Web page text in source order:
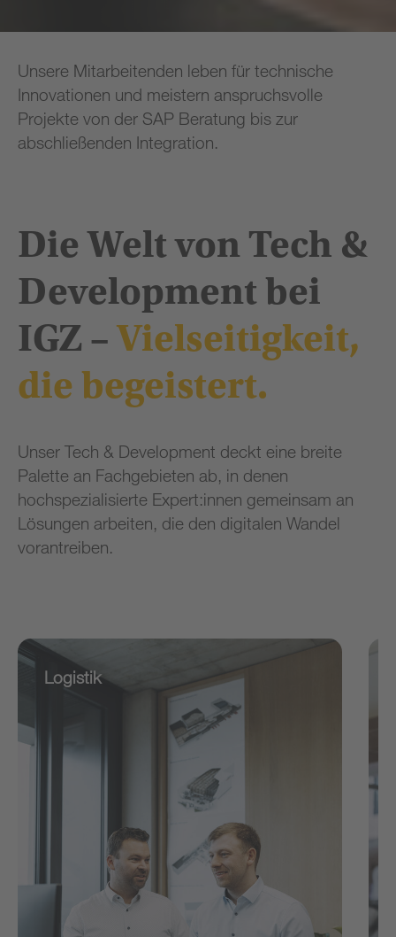
Unsere Mitarbeitenden leben für technische
Innovationen und meistern anspruchsvolle
Projekte von der SAP Beratung bis zur
abschließenden Integration.
Die Welt von Tech &
Development bei
IGZ – Vielseitigkeit,
die begeistert.
Unser Tech & Development deckt eine breite
Palette an Fachgebieten ab, in denen
hochspezialisierte Expert:innen gemeinsam an
Lösungen arbeiten, die den digitalen Wandel
vorantreiben.
Logistik